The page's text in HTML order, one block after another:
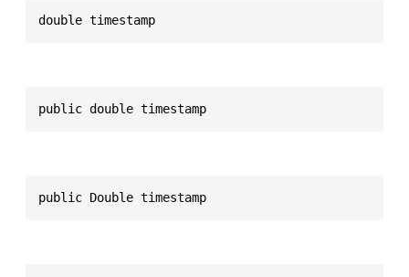
double timestamp
public double timestamp
public Double timestamp